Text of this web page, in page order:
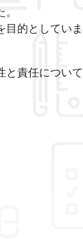
的としていま
と責任につい